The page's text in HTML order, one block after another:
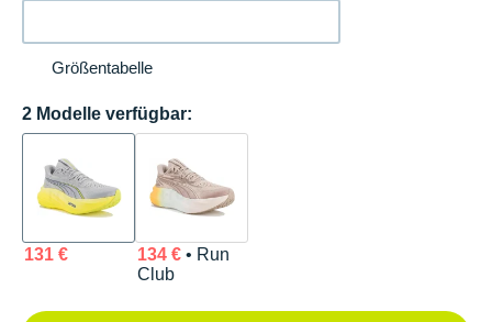
Größentabelle
2 Modelle verfügbar:
131 € 134 €• Run
Club